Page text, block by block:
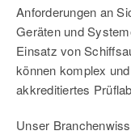
Anforderungen an
Geräten und
Einsatz von
können komplex
akkreditiertes
Unser